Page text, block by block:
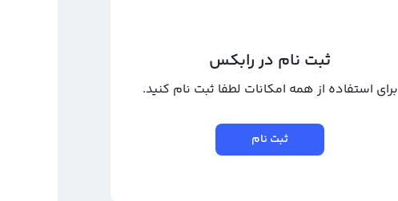
ثبت نام در رابکس
برای استفاده از همه امکانات لطفا ثبت نام کنید.
ثبت نام